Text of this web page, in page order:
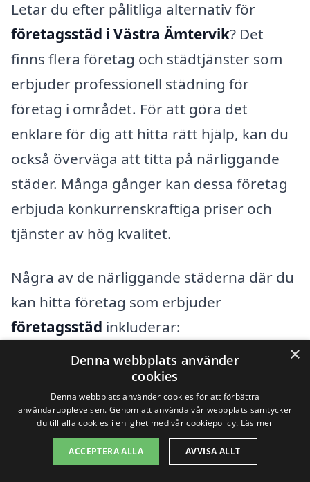
Letar du efter pålitliga alternativ för
företagsstäd i Västra Ämtervik? Det
finns flera företag och städtjänster som
erbjuder professionell städning för
företag i området. För att göra det
enklare för dig att hitta rätt hjälp, kan du
också överväga att titta på närliggande
städer. Många gånger kan dessa företag
erbjuda konkurrenskraftiga priser och
tjänster av hög kvalitet.
Några av de närliggande städerna där du
kan hitta företag som erbjuder
företagsstäd inkluderar:
Sunne
Munkfors
Torsby
×
Denna webbplats använder
cookies
Denna webbplats använder cookies för att förbättra
användarupplevelsen. Genom att använda vår webbplats samtycker
du till alla cookies i enlighet med vår cookiepolicy. Läs mer
ACCEPTERA ALLA AVVISA ALLT